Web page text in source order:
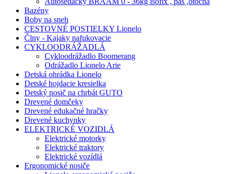
Bazény
Boby na sneh
CESTOVNÉ POSTIELKY Lionelo
Člny - Kajaky nafukovacie
CYKLOODRÁŽADLÁ
Cykloodrážadlo Boomerang
Odrážadlo Lionelo Arie
Detská ohrádka Lionelo
Detské hojdacie kresielka
Detský nosič na chrbát GUTO
Drevené domčeky
Drevené edukačné hračky
Drevené kuchynky
ELEKTRICKÉ VOZIDLÁ
Elektrické motorky
Elektrické traktory
Elektrické vozídlá
Ergonomické nosiče